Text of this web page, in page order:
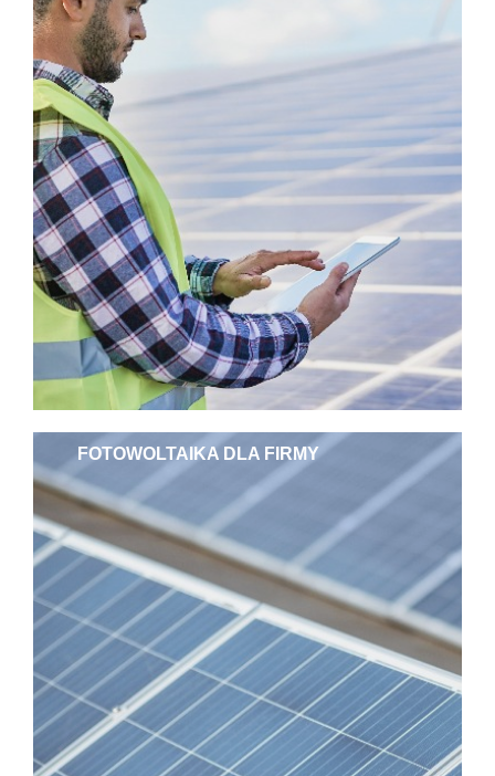
FOTOWOLTAIKA DLA FIRMY